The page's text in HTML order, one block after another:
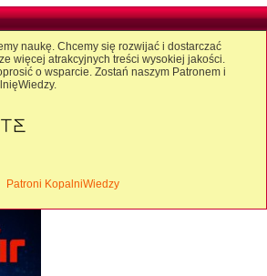
naukę. Chcemy się rozwijać i dostarczać
więcej atrakcyjnych treści wysokiej jakości.
o wsparcie. Zostań naszym Patronem i
Patroni KopalniWiedzy